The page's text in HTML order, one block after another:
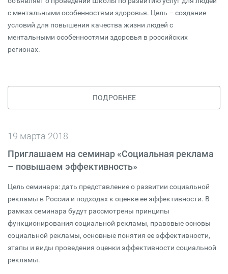
с ментальными особенностями здоровья. Цель – создание
условий для повышения качества жизни людей с
ментальными особенностями здоровья в российских
регионах.
ПОДРОБНЕЕ
19 марта 2018
Приглашаем на семинар «Социальная реклама
– повышаем эффективность»
Цель семинара: дать представление о развитии социальной
рекламы в России и подходах к оценке ее эффективности. В
рамках семинара будут рассмотрены принципы
функционирования социальной рекламы, правовые основы
социальной рекламы, основные понятия ее эффективности,
этапы и виды проведения оценки эффективности социальной
рекламы.